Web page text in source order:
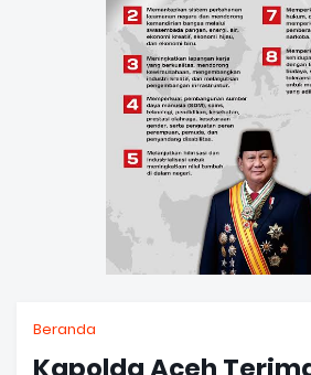
Beranda